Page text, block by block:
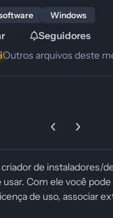
Windows
Seguidores
Outros arquivos deste
PreviousNext
de instaladores/
Com ele você
de uso, associar